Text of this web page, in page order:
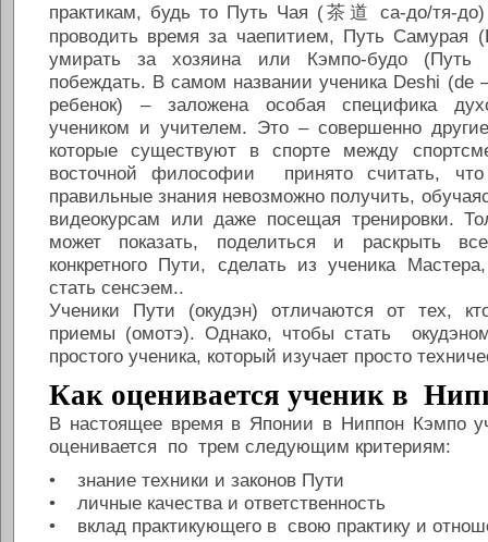
практикам, будь то Путь Чая (茶道 са-до/тя-до)
проводить время за чаепитием, Путь Самурая
умирать за хозяина или Кэмпо-будо (Путь
побеждать. В самом названии ученика Deshi
ребенок) – заложена особая специфика
учеником и учителем. Это – совершенно
которые существуют в спорте между
восточной философии принято считать,
правильные знания невозможно получить,
видеокурсам или даже посещая тренировки.
может показать, поделиться и раскрыть
конкретного Пути, сделать из ученика
стать сенсэем..
Ученики Пути (окудэн) отличаются от тех,
приемы (омотэ). Однако, чтобы стать
простого ученика, который изучает просто
Как оценивается ученик в
В настоящее время в Японии в Ниппон Кэмпо
оценивается по трем следующим критериям:
• знание техники и законов Пути
• личные качества и ответственность
• вклад практикующего в свою практику и